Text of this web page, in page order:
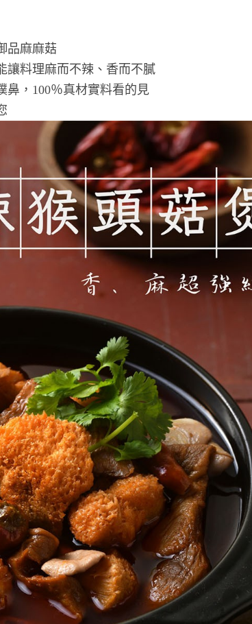
品麻麻菇
讓料理麻而不辣、香而不膩
鼻，100％真材實料看的見